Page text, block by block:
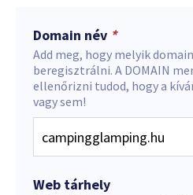
Domain név *
Add meg, hogy melyik
beregisztrálni. A DOMAIN
ellenőrizni tudod, hogy a
vagy sem!
Web tárhely